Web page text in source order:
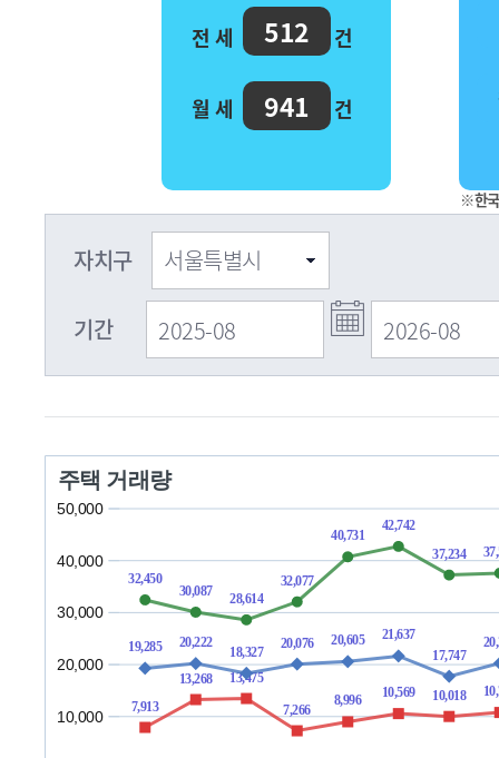
전 세 건
512
월 세 건
941
※한
자치구
기간
10,000
20,000
30,000
40,000
50,000
7,913
13,268 13,475
7,266
8,996
10,569 10,018
32,450
30,087 28,614
32,077
40,731
42,742
37,234
19,285 20,222
18,327
20,076 20,605
21,637
17,747
주택 거래량